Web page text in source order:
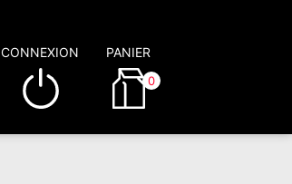
CONNEXION PANIER
0